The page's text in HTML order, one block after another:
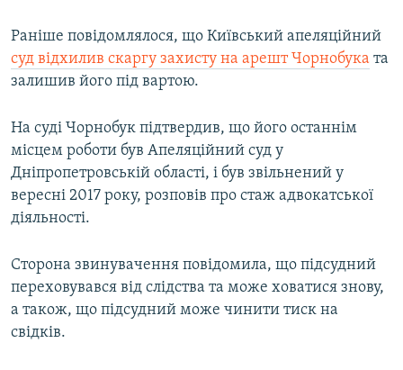
Раніше повідомлялося, що Київський апеляційний
суд відхилив скаргу захисту на арешт Чорнобука та
залишив його під вартою.
На суді Чорнобук підтвердив, що його останнім
місцем роботи був Апеляційний суд у
Дніпропетровській області, і був звільнений у
вересні 2017 року, розповів про стаж адвокатської
діяльності.
Сторона звинувачення повідомила, що підсудний
переховувався від слідства та може ховатися знову,
а також, що підсудний може чинити тиск на
свідків.